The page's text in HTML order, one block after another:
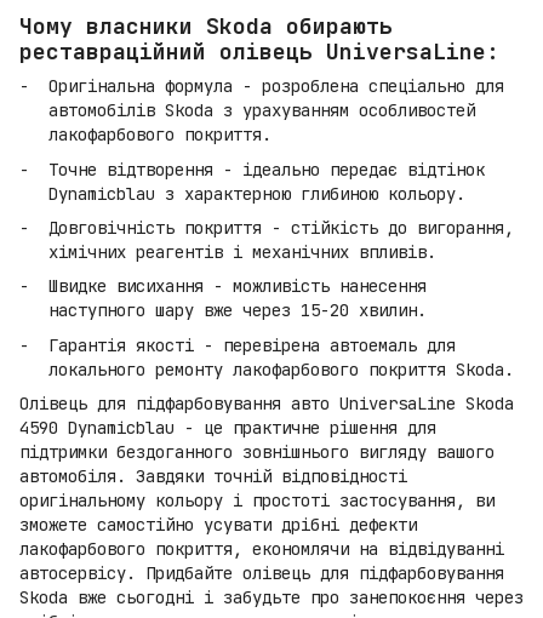
Чому власники Skoda обирають
реставраційний олівець UniversaLine:
Оригінальна формула - розроблена спеціально для
автомобілів Skoda з урахуванням особливостей
лакофарбового покриття.
Точне відтворення - ідеально передає відтінок
Dynamicblau з характерною глибиною кольору.
Довговічність покриття - стійкість до вигорання,
хімічних реагентів і механічних впливів.
Швидке висихання - можливість нанесення
наступного шару вже через 15-20 хвилин.
Гарантія якості - перевірена автоемаль для
локального ремонту лакофарбового покриття Skoda.
Олівець для підфарбовування авто UniversaLine Skoda
4590 Dynamicblau - це практичне рішення для
підтримки бездоганного зовнішнього вигляду вашого
автомобіля. Завдяки точній відповідності
оригінальному кольору і простоті застосування, ви
зможете самостійно усувати дрібні дефекти
лакофарбового покриття, економлячи на відвідуванні
автосервісу. Придбайте олівець для підфарбовування
Skoda вже сьогодні і забудьте про занепокоєння через